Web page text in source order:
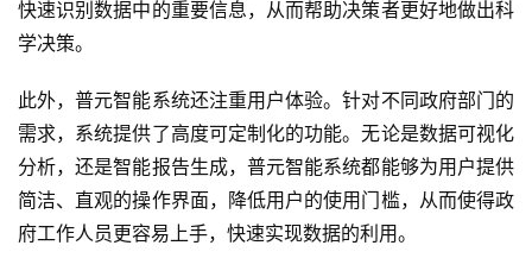
快速识别数据中的重要信息，从而帮助决策者更好地做出科
学决策。
此外，普元智能系统还注重用户体验。针对不同政府部门的
需求，系统提供了高度可定制化的功能。无论是数据可视化
分析，还是智能报告生成，普元智能系统都能够为用户提供
简洁、直观的操作界面，降低用户的使用门槛，从而使得政
府工作人员更容易上手，快速实现数据的利用。